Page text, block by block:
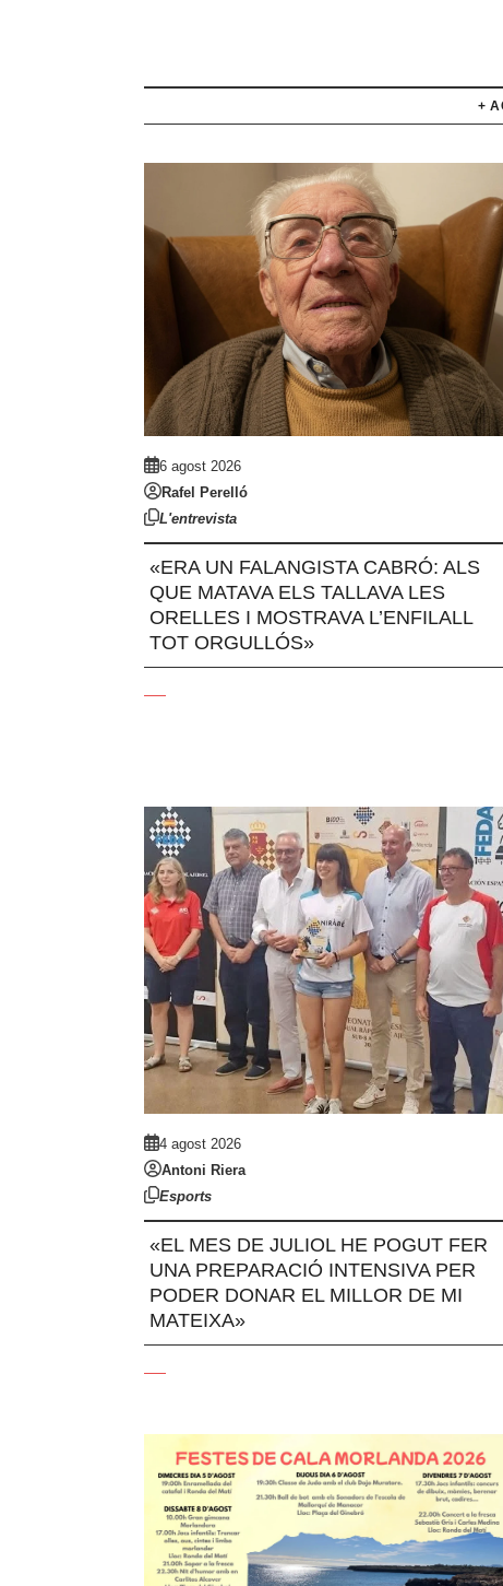
+
6 agost 2026
Rafel Perelló
L'entrevista
«ERA UN FALANGISTA CABRÓ: ALS
QUE MATAVA ELS TALLAVA LES
ORELLES I MOSTRAVA L’ENFILALL
TOT ORGULLÓS»
4 agost 2026
Antoni Riera
Esports
«EL MES DE JULIOL HE POGUT FER
UNA PREPARACIÓ INTENSIVA PER
PODER DONAR EL MILLOR DE MI
MATEIXA»